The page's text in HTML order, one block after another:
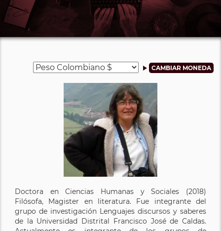
Doctora en Ciencias Humanas y Sociales (2018)
Filósofa, Magister en literatura. Fue integrante del
grupo de investigación Lenguajes discursos y saberes
de la Universidad Distrital Francisco José de Caldas.